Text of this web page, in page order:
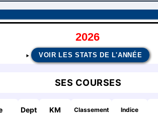
2026
VOIR LES STATS DE L'ANNÉE
SES COURSES
Dept KM Classement Indice